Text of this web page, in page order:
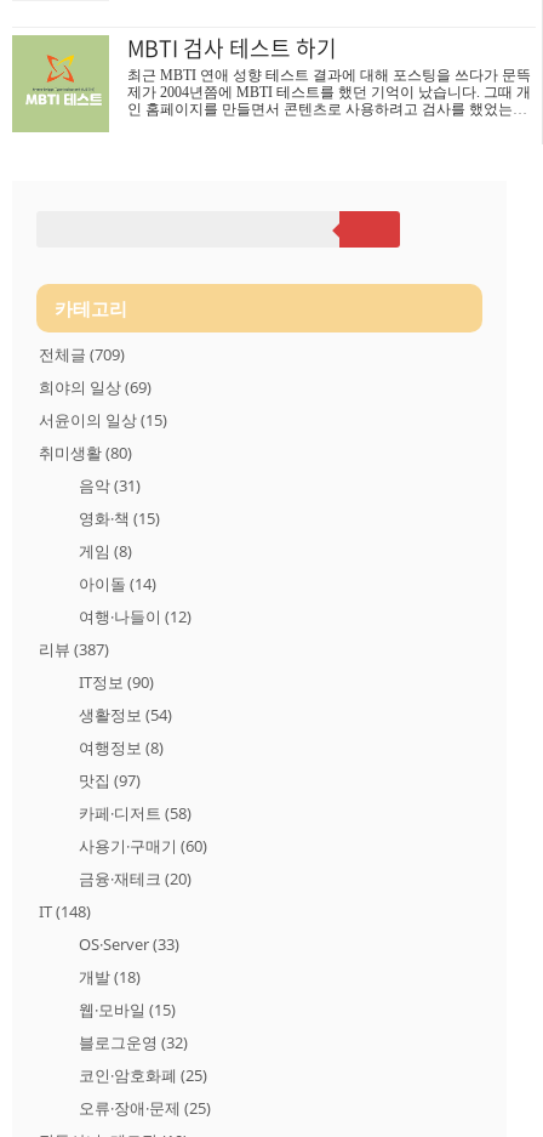
그인 없이 무료로 이용할 수 있는 곳만 찾아 안내드립니다. 구글
PageSpeed Insights https://pagespeed.web.dev/ PageSpeed Insights 모
든 기기에서 웹페이지 속도를 개선해 보세요. pagespeed.web.dev
구글 페이지 스피드..
MBTI 검사 테스트 하기
최근 MBTI 연애 성향 테스트 결과에 대해 포스팅을 쓰다가 문뜩
제가 2004년쯤에 MBTI 테스트를 했던 기억이 났습니다. 그때 개
인 홈페이지를 만들면서 콘텐츠로 사용하려고 검사를 했었는데
게 될 때까지 이 따뜻함을 잘 드러내지 않는다.동정적이며 자기
능력에 대해서 모든 성격 유형 중에서 가장 겸손하고 적응력과
관용성이 많다. 자신의 의견이나 가치를 타인에게 강요하지 않으
카테고리
전체글 (709)
희야의 일상(69)
서윤이의 일상(15)
취미생활(80)
음악(31)
영화·책 (15)
게임 (8)
아이돌 (14)
여행·나들이 (12)
리뷰 (387)
IT정보 (90)
생활정보 (54)
여행정보 (8)
맛집 (97)
카페·디저트 (58)
사용기·구매기 (60)
금융·재테크 (20)
IT(148)
OS·Server(33)
개발(18)
웹·모바일 (15)
블로그운영 (32)
코인·암호화폐 (25)
오류·장애·문제 (25)